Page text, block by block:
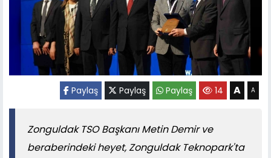
Paylaş Paylaş Paylaş 14 A A
Zonguldak TSO Başkanı Metin Demir ve
beraberindeki heyet, Zonguldak Teknopark'ta